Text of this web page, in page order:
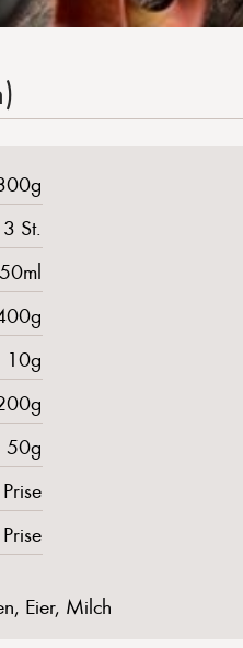
3 St.
10g
50g
Prise
Prise
Eier, Milch